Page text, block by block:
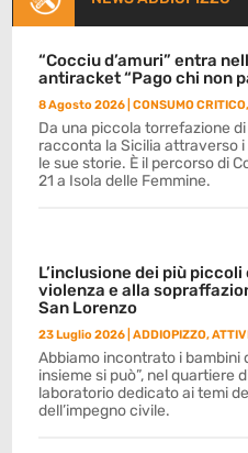
“Cocciu d’amuri” entra
antiracket “Pago chi non
8 Agosto 2026 |CONSUMO CRITICO
Da una piccola torrefazione
racconta la Sicilia attraverso
le sue storie. È il percorso di
21 a Isola delle Femmine.
L’inclusione dei più
violenza e alla
San Lorenzo
23 Luglio 2026 |ADDIOPIZZO,
Abbiamo incontrato i bambini
insieme si può”, nel quartiere
laboratorio dedicato ai temi
dell’impegno civile.